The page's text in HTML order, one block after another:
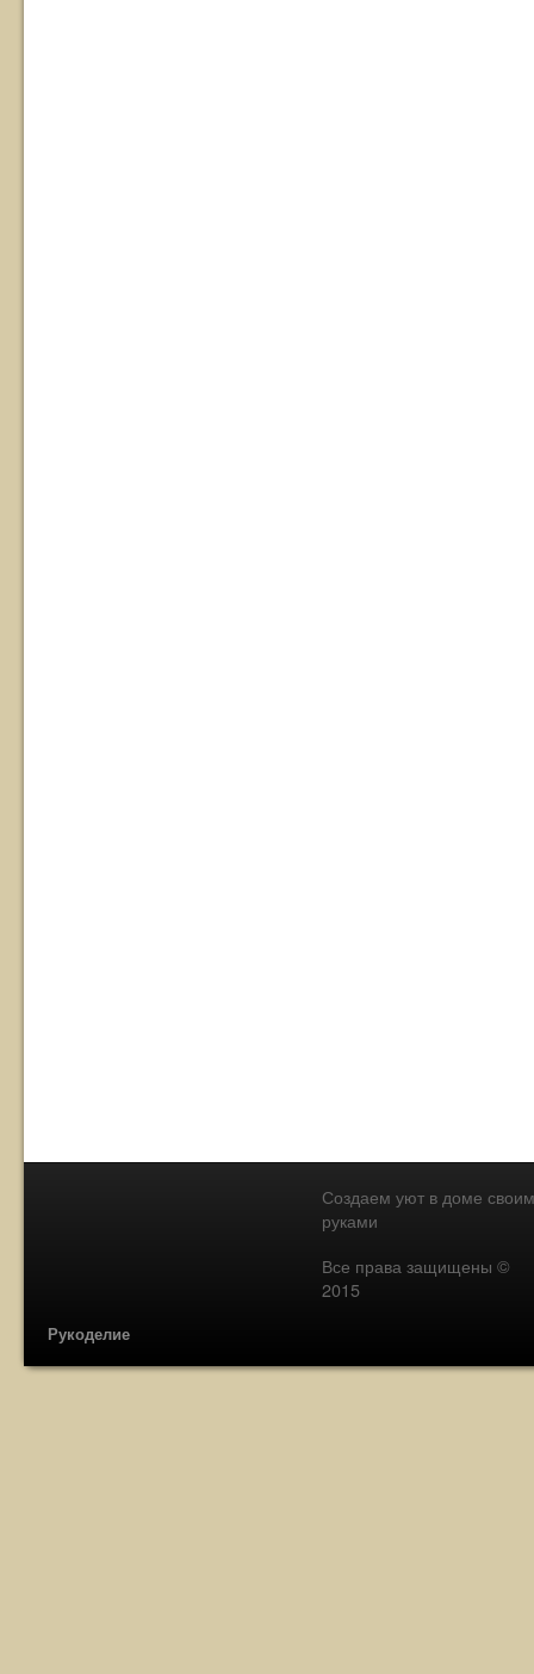
Создаем уют в доме
руками
Все права защищены ©
2015
Рукоделие